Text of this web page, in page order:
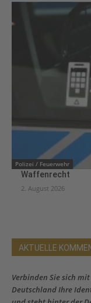
Polizei / Feuerwehr
Waffenrecht
2. August 2026
AKTUELLE
Verbinden Sie sich
Deutschland Ihre